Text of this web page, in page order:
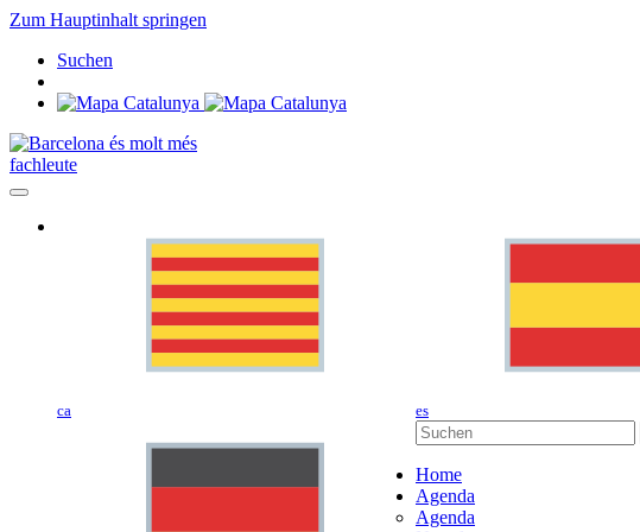
Zum Hauptinhalt springen
Suchen
fachleute
ca es
Home
Agenda
Agenda